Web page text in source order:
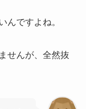
んですよね。
せんが、全然抜